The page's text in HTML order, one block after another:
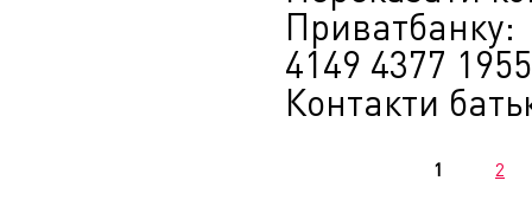
Приватбанку:
4149 4377
Контакти
1 2